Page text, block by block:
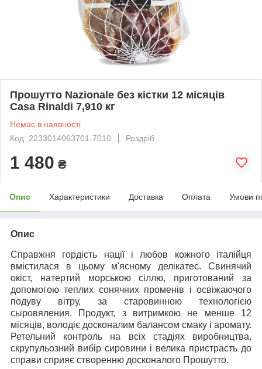
Прошутто Nazionale без кістки 12 місяців
Casa Rinaldi 7,910 кг
Немає в наявності
Код: 2233014063701-7010
Роздріб
1 480 ₴
Опис Характеристики Доставка Оплата Умови
Опис
Справжня гордість нації і любов кожного італійця
вмістилася в цьому м'ясному делікатес. Свинячий
окіст, натертий морською сіллю, приготований за
допомогою теплих сонячних променів і освіжаючого
подуву вітру, за старовинною технологією
сыровяления. Продукт, з витримкою не менше 12
місяців, володіє досконалим балансом смаку і аромату.
Ретельний контроль на всіх стадіях виробництва,
скрупульозний вибір сировини і велика пристрасть до
справи сприяє створенню досконалого Прошутто.